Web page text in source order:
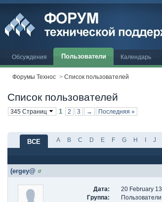
Обсуждения Пользователи Календарь
Форумы Технос > Список пользователей
Список пользователей
345 Страниц 1 2 3 → Последняя »
ВСЕ A B C D E F G H I J
(ergey@
Дата:
20 February 13
Группа:
Пользователи